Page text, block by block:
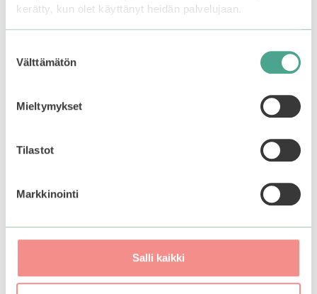
kerätty, kun olet käyttänyt heidän palvelujaan.
valinta
Välttämätön
Mieltymykset
Tilastot
Markkinointi
Salli kaikki
Mizon | All In One Snail
odotuslistalle tästä
saatavilla.
Holika Holika | Baby
Lisää ostoskoriin